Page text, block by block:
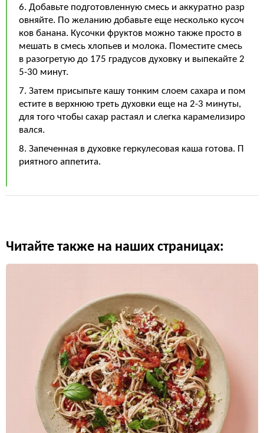
6. Добавьте подготовленную смесь и аккуратно разр
овняйте. По желанию добавьте еще несколько кусоч
ков банана. Кусочки фруктов можно также просто в
мешать в смесь хлопьев и молока. Поместите смесь
в разогретую до 175 градусов духовку и выпекайте 2
5-30 минут.
7. Затем присыпьте кашу тонким слоем сахара и пом
естите в верхнюю треть духовки еще на 2-3 минуты,
для того чтобы сахар растаял и слегка карамелизиро
вался.
8. Запеченная в духовке геркулесовая каша готова. П
риятного аппетита.
Читайте также на наших страницах: